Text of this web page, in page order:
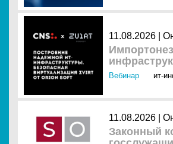
11.08.2026 |
Вебинар ит-
11.08.2026 |
Законный